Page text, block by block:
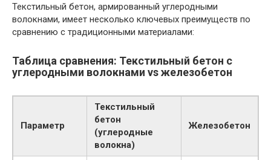
Текстильный бетон, армированный углеродными
волокнами, имеет несколько ключевых преимуществ по
сравнению с традиционными материалами:
Таблица сравнения: Текстильный бетон с
углеродными волокнами vs железобетон
Параметр
Текстильный
бетон
(углеродные
волокна)
Железобетон